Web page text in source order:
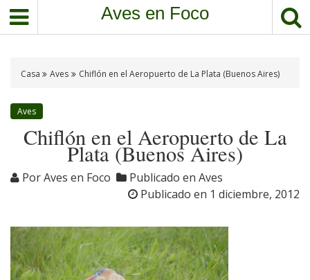
Aves en Foco
Casa Aves Chiflón en el Aeropuerto de La Plata (Buenos Aires)
Aves
Chiflón en el Aeropuerto de La
Plata (Buenos Aires)
PorAves en Foco Publicado en Aves
Publicado en 1 diciembre, 2012